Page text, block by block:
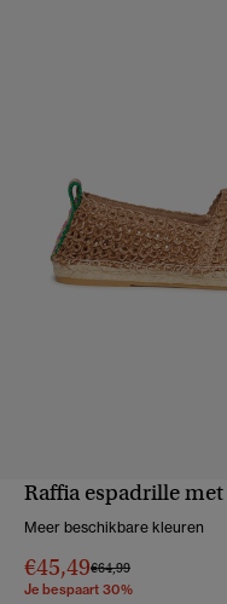
Raffia espadrille
Meer beschikbare kleuren
€45,49Prijs verlaagd van
€64,99naar
Je bespaart 30%